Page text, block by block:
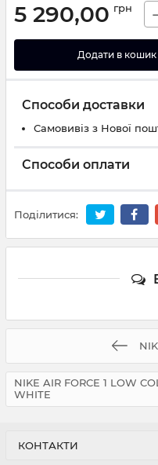
5 290,00 грн
Додати в кошик
Способи доставки
Самовивіз з Нової
Способи оплати
Поділитися:
NIKE AIR FORCE 1 LOW
WHITE
КОНТАКТИ